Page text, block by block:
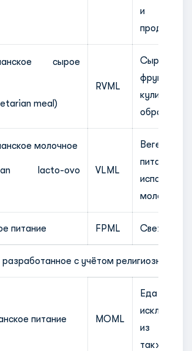
и
продуктов.
сырое
meal)
RVML
Сырые
кулинарной
обработки
молочное
lacto-ovo
VLML
молока и
питание FPML Свежие
разработанное с учётом религиозных
питание MOML
Еда в
из
также